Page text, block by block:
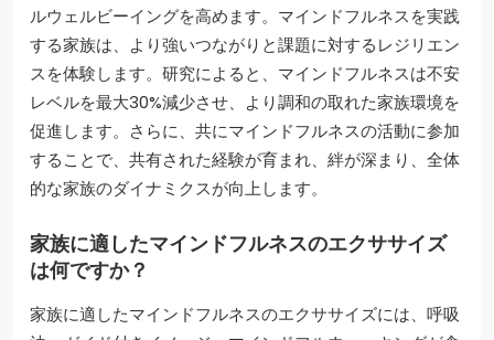
ルウェルビーイングを高めます。マインドフルネスを実践
する家族は、より強いつながりと課題に対するレジリエン
スを体験します。研究によると、マインドフルネスは不安
レベルを最大30%減少させ、より調和の取れた家族環境を
促進します。さらに、共にマインドフルネスの活動に参加
することで、共有された経験が育まれ、絆が深まり、全体
的な家族のダイナミクスが向上します。
家族に適したマインドフルネスのエクササイズ
は何ですか？
家族に適したマインドフルネスのエクササイズには、呼吸